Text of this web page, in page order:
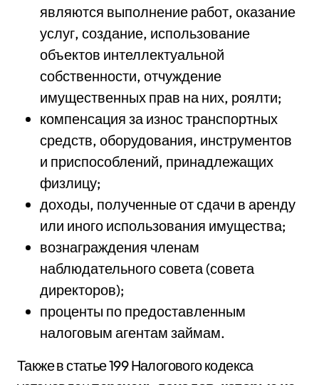
являются выполнение работ, оказание
услуг, создание, использование
объектов интеллектуальной
собственности, отчуждение
имущественных прав на них, роялти;
компенсация за износ транспортных
средств, оборудования, инструментов
и приспособлений, принадлежащих
физлицу;
доходы, полученные от сдачи в аренду
или иного использования имущества;
вознаграждения членам
наблюдательного совета (совета
директоров);
проценты по предоставленным
налоговым агентам займам.
Также в статье 199 Налогового кодекса